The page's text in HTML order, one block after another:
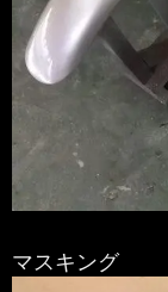
マスキング